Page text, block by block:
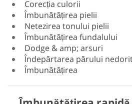
Corecția culorii
Îmbunătățirea pielii
Netezirea tonului pielii
Îmbunătățirea fundalului
Dodge & amp; arsuri
Îndepărtarea părului
Îmbunătățirea